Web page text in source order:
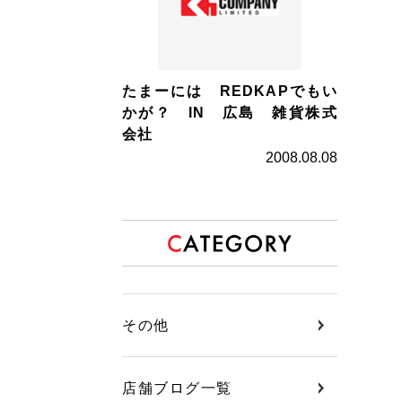
たまーには REDKAPでもい
かが？ IN 広島 雑貨株式
会社
2008.08.08
その他
店舗ブログ一覧